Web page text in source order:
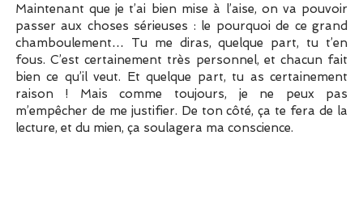
Maintenant que je t’ai bien mise à l’aise, on va pouvoir
passer aux choses sérieuses : le pourquoi de ce grand
chamboulement… Tu me diras, quelque part, tu t’en
fous. C’est certainement très personnel, et chacun fait
bien ce qu’il veut. Et quelque part, tu as certainement
raison ! Mais comme toujours, je ne peux pas
m’empêcher de me justifier. De ton côté, ça te fera de la
lecture, et du mien, ça soulagera ma conscience.